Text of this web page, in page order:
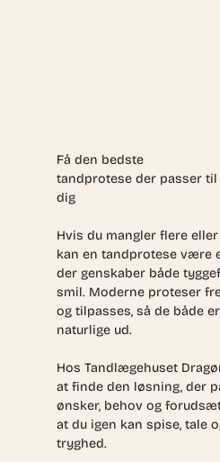
Få den bedste
tandprotese der passer til
dig
Hvis du mangler flere
kan en tandprotese være
der genskaber både
smil. Moderne proteser
og tilpasses, så de både
naturlige ud.
Hos Tandlægehuset
at finde den løsning, der
ønsker, behov og
at du igen kan spise, tale
tryghed.